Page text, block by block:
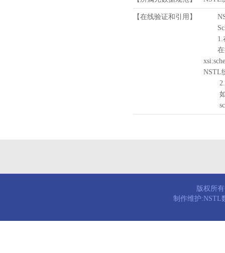
【在线验证和引用】
1.
在待
NSTL
2.
如需
版权所
制作维护:NSTL